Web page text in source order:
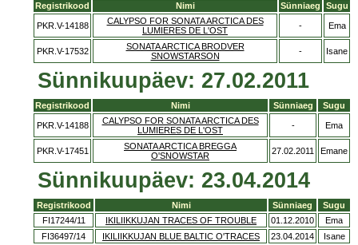
Registrikood Nimi Sünniaeg Sugu
PKR.V-14188
CALYPSO FOR SONATA ARCTICA DES
LUMIERES DE L'OST
- Ema
PKR.V-17532
SONATA ARCTICA BRODVER
SNOWSTARSON
- Isane
Sünnikuupäev: 27.02.2011
Registrikood Nimi Sünniaeg Sugu
PKR.V-14188
CALYPSO FOR SONATA ARCTICA DES
LUMIERES DE L'OST
- Ema
PKR.V-17451
SONATA ARCTICA BREGGA
O'SNOWSTAR
27.02.2011 Emane
Sünnikuupäev: 23.04.2014
Registrikood Nimi Sünniaeg
Sugu
FI17244/11
IKILIIKKUJAN TRACES OF TROUBLE 01.12.2010
Ema
FI36497/14
IKILIIKKUJAN BLUE BALTIC O'TRACES 23.04.2014
Isane